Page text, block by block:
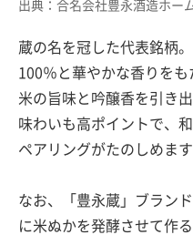
出典：合名会社豊永酒造ホー
蔵の名を冠した代表銘柄
100％と華やかな香りを
米の旨味と吟醸香を引き
味わいも高ポイントで、
ペアリングがたのしめます
なお、「豊永蔵」ブラン
に米ぬかを発酵させて作